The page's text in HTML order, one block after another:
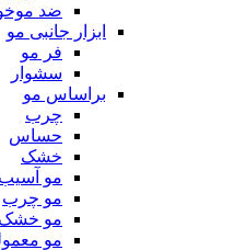
ضد
ابزار جانبی مو
فر مو
سشوار
براساس مو
چرب
حساس
خشک
مو آسیب
مو چرب
مو خشک
مو